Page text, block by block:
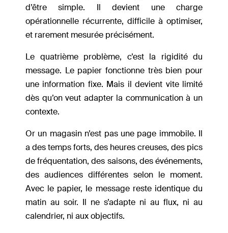
d’être simple. Il devient une charge
opérationnelle récurrente, difficile à optimiser,
et rarement mesurée précisément.
Le quatrième problème, c’est la rigidité du
message. Le papier fonctionne très bien pour
une information fixe. Mais il devient vite limité
dès qu’on veut adapter la communication à un
contexte.
Or un magasin n’est pas une page immobile. Il
a des temps forts, des heures creuses, des pics
de fréquentation, des saisons, des événements,
des audiences différentes selon le moment.
Avec le papier, le message reste identique du
matin au soir. Il ne s’adapte ni au flux, ni au
calendrier, ni aux objectifs.